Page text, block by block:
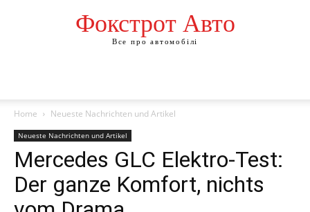
Фокстрот Авто
Все про автомобілі
Home Neueste Nachrichten und Artikel
Neueste Nachrichten und Artikel
Mercedes GLC Elektro-Test:
Der ganze Komfort, nichts